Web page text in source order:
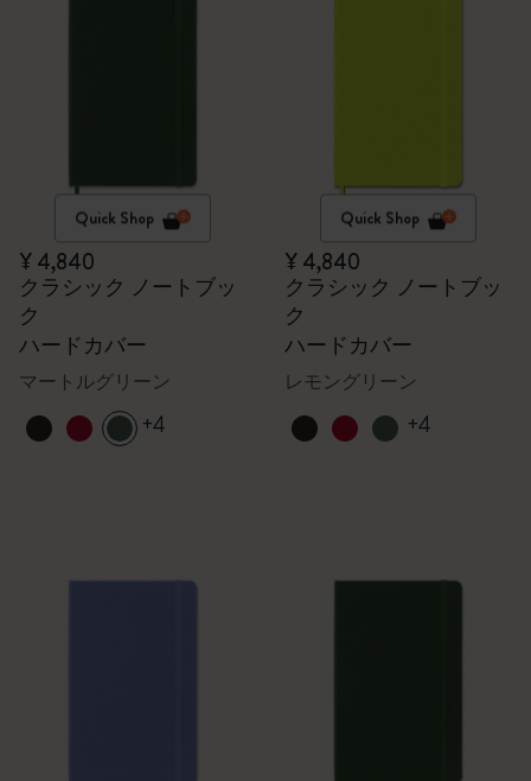
Quick Shop
¥ 4,840
クラシック ノートブッ
ク
ハードカバー
マートルグリーン
+4
Quick Shop
¥ 4,840
クラシック ノートブッ
ク
ハードカバー
レモングリーン
+4